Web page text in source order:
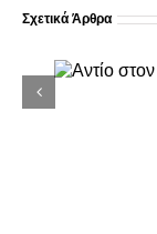
Σχετικά Άρθρα